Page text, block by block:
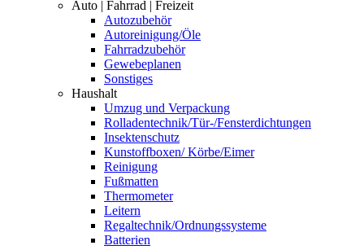
Auto | Fahrrad | Freizeit
Autozubehör
Autoreinigung/Öle
Fahrradzubehör
Gewebeplanen
Sonstiges
Haushalt
Umzug und Verpackung
Rolladentechnik/Tür-/Fensterdichtungen
Insektenschutz
Kunstoffboxen/ Körbe/Eimer
Reinigung
Fußmatten
Thermometer
Leitern
Regaltechnik/Ordnungssysteme
Batterien